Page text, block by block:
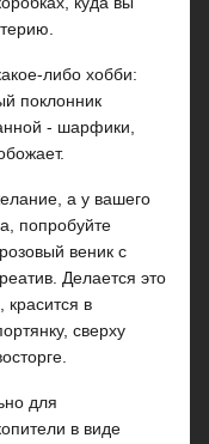
либо хобби:
поклонник
- шарфики,
а у вашего
попробуйте
веник с
Делается это
красится в
сверху
для
в виде